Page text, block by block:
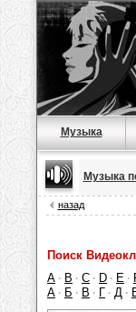
Музыка
Музыка
назад
Поиск
A · B · C · D · E ·
А · Б · В · Г · Д ·